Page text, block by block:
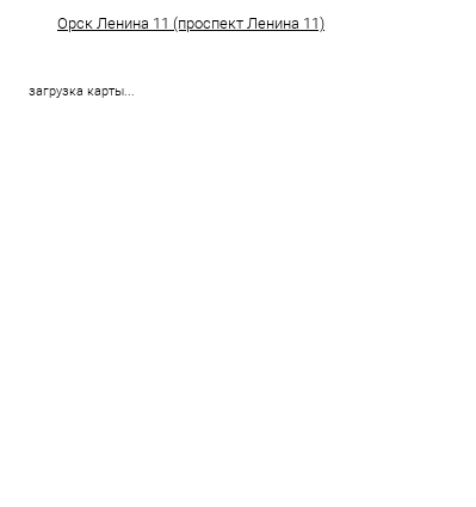
Орск Ленина 11 (проспект Ленина 11)
загрузка карты...